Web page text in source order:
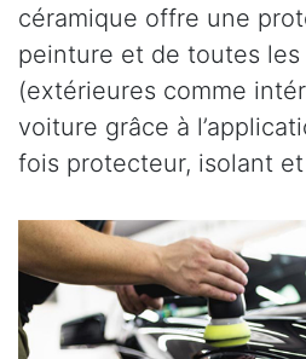
céramique offre une
peinture et de toutes
(extérieures comme
voiture grâce à
fois protecteur, isolant